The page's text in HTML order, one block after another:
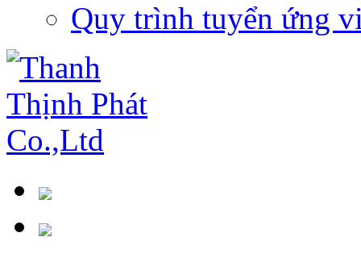
Quy trình tuyển ứng